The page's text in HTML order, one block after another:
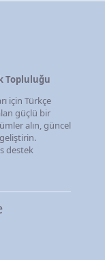
Topluluğu
için Türkçe
güçlü bir
alın, güncel
destek